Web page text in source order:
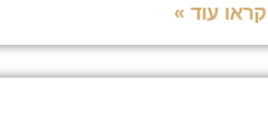
קראו עוד »